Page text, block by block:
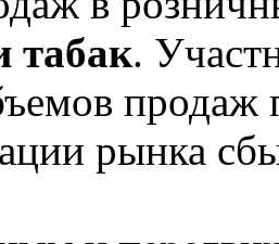
табак.
продаж
рынка